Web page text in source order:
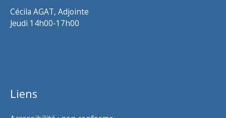
Cécila AGAT, Adjointe
Jeudi 14h00-17h00
Liens